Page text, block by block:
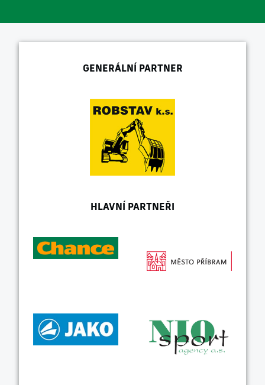
GENERÁLNÍ PARTNER
HLAVNÍ PARTNEŘI